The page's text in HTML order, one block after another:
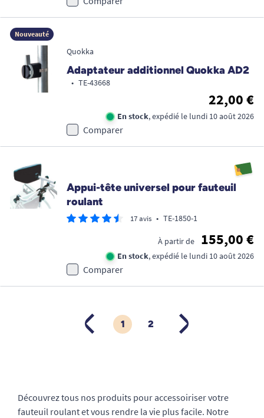
Nouveauté
Quokka
Adaptateur additionnel Quokka AD2
• TE-43668
22,00 €
En stock, expédié le lundi 10 août 2026
Comparer
Appui-tête universel pour fauteuil
roulant
17 avis • TE-1850-1
À partir de 155,00 €
En stock, expédié le lundi 10 août 2026
Comparer
PRÉCÉDENT
1 2 SUIVANT
Découvrez tous nos produits pour accessoiriser votre
fauteuil roulant et vous rendre la vie plus facile. Notre